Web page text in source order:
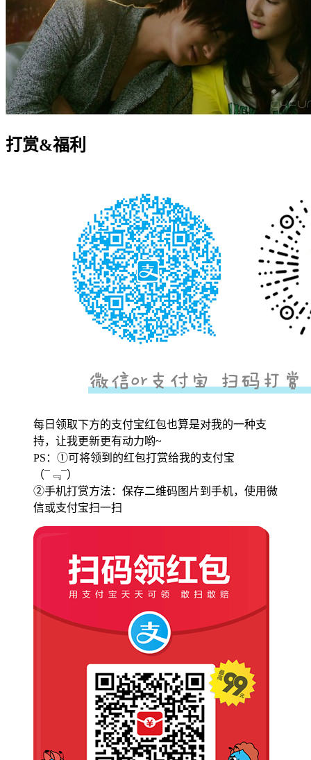
打赏&福利
每日领取下方的支付宝红包也算是对我的一种支
持，让我更新更有动力哟~
PS：①可将领到的红包打赏给我的支付宝
（¯﹃¯）
②手机打赏方法：保存二维码图片到手机，使用微
信或支付宝扫一扫